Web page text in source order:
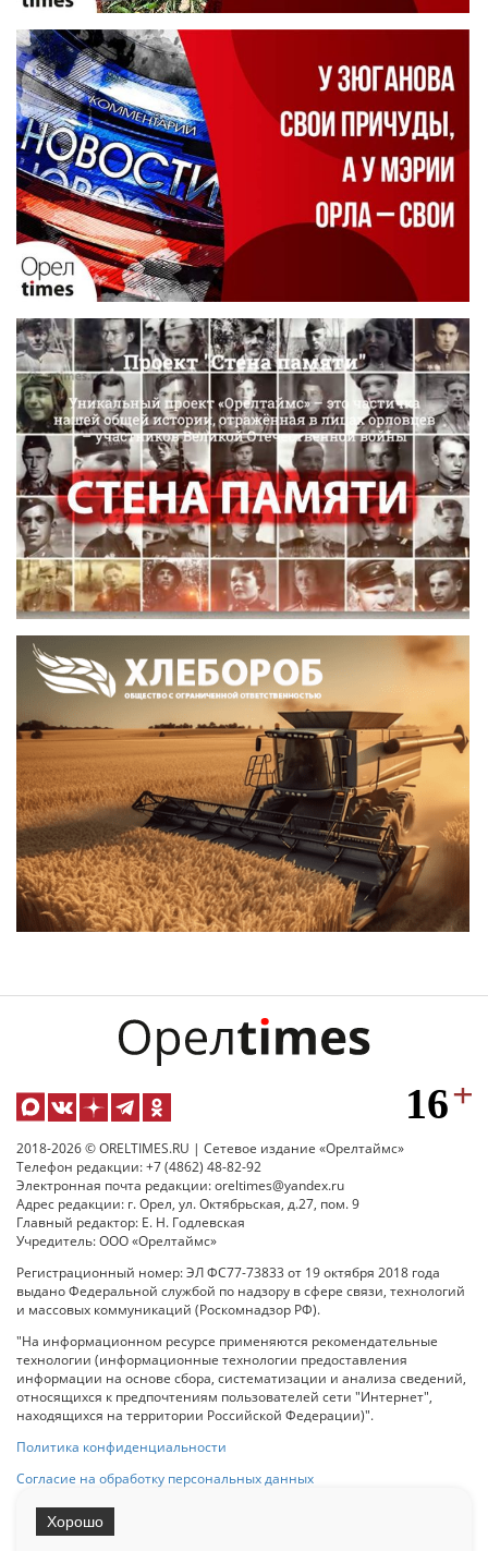
2018-2026 © ORELTIMES.RU | Сетевое издание «Орелтаймс»
Телефон редакции: +7 (4862) 48-82-92
Электронная почта редакции: oreltimes@yandex.ru
Адрес редакции: г. Орел, ул. Октябрьская, д.27, пом. 9
Главный редактор: Е. Н. Годлевская
Учредитель: ООО «Орелтаймс»
Регистрационный номер: ЭЛ ФС77-73833 от 19 октября 2018 года
выдано Федеральной службой по надзору в сфере связи, технологий
и массовых коммуникаций (Роскомнадзор РФ).
"На информационном ресурсе применяются рекомендательные
технологии (информационные технологии предоставления
информации на основе сбора, систематизации и анализа сведений,
относящихся к предпочтениям пользователей сети "Интернет",
находящихся на территории Российской Федерации)".
Политика конфиденциальности
Согласие на обработку персональных данных
При использовании любого материала с данного сайта гипер-ссылка
Хорошо